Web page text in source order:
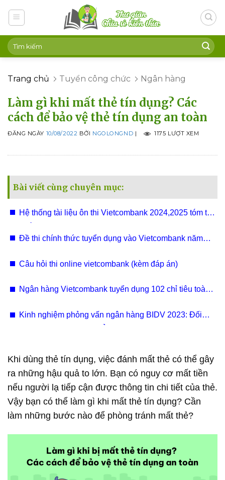
Trang chủ Tuyển công chức Ngân hàng
Làm gì khi mất thẻ tín dụng? Các
cách để bảo vệ thẻ tín dụng an toàn
ĐĂNG NGÀY 10/08/2022 BỞI NGOLONGND | 1175 LƯỢT XEM
Bài viết cùng chuyên mục:
Hệ thống tài liệu ôn thi Vietcombank 2024,2025 tóm tắt
Đề thi chính thức tuyển dụng vào Vietcombank năm
Câu hỏi thi online vietcombank (kèm đáp án)
Ngân hàng Vietcombank tuyển dụng 102 chỉ tiêu toàn
Kinh nghiệm phỏng vấn ngân hàng BIDV 2023: Đối
Khi dùng thẻ tín dụng, việc đánh mất thẻ có thể gây
ra những hậu quả to lớn. Bạn có nguy cơ mất tiền
nếu người lạ tiếp cận được thông tin chi tiết của thẻ.
Vậy bạn có thể làm gì khi mất thẻ tín dụng? Cần
làm những bước nào để phòng tránh mất thẻ?